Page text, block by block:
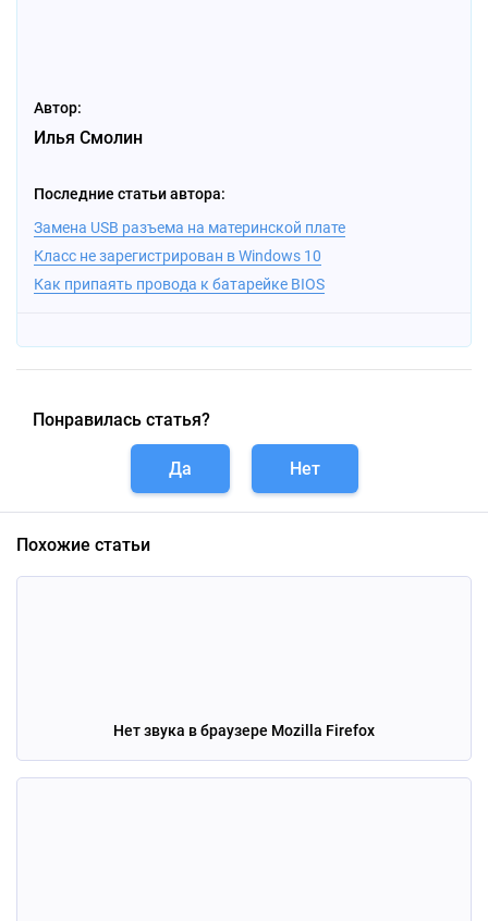
Автор:
Илья Смолин
Последние статьи автора:
Замена USB разъема на материнской плате
Класс не зарегистрирован в Windows 10
Как припаять провода к батарейке BIOS
Понравилась статья?
Да Нет
Похожие статьи
Нет звука в браузере Mozilla Firefox